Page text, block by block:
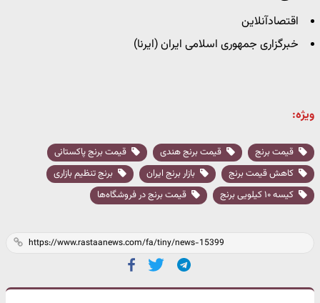
اقتصادآنلاین
خبرگزاری جمهوری اسلامی ایران (ایرنا)
ویژه:
قیمت برنج قیمت برنج هندی
قیمت برنج پاکستانی
کاهش قیمت برنج
بازار برنج ایران
برنج تنظیم بازاری
کیسه ۱۰ کیلویی برنج
قیمت برنج در فروشگاه‌ها